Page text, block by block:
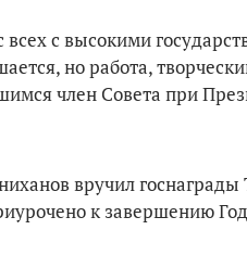
всех с высокими
но работа,
член Совета при
вручил госнаграды
к завершению